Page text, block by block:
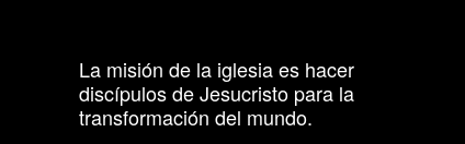
La misión de la iglesia es hacer
discípulos de Jesucristo para la
transformación del mundo.